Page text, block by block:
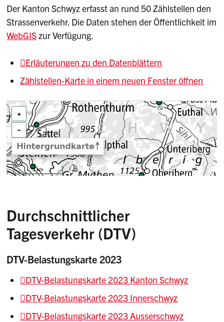
Der Kanton Schwyz erfasst an rund 50 Zählstellen den
Strassenverkehr. Die Daten stehen der Öffentlichkeit im
WebGISzur Verfügung.
Erläuterungen zu den Datenblättern
Zählstellen-Karte in einem neuen Fenster öffnen
Durchschnittlicher
Tagesverkehr (DTV)
DTV-Belastungskarte 2023
DTV-Belastungskarte 2023 Kanton Schwyz
DTV-Belastungskarte 2023 Innerschwyz
DTV-Belastungskarte 2023 Ausserschwyz